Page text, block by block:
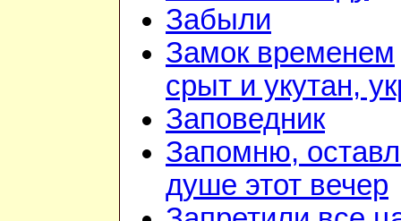
Забыли
Замок временем
срыт и укутан,
Заповедник
Запомню,
душе этот вечер